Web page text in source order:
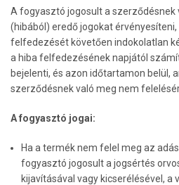
A fogyasztó jogosult a szerződésnek
(hibából) eredő jogokat
felfedezését követően indokolatlan
a hiba felfedezésének napjától
bejelenti, és azon időtartamon belül,
szerződésnek való meg nem
A fogyasztó jogai:
Ha a termék nem felel meg az
fogyasztó jogosult a jogsértés
kijavításával vagy kicserélésével, a